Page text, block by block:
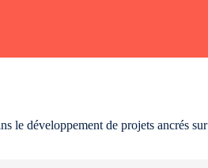
le développement de projets ancrés